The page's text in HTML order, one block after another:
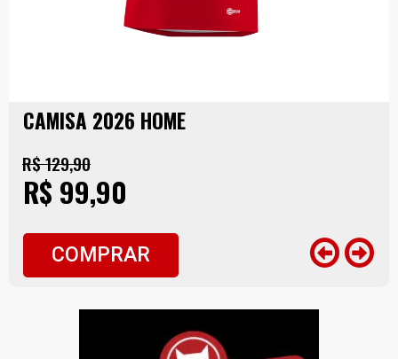
CAMISA 2026 HOME
R$ 129,90
R$ 99,90
COMPRAR